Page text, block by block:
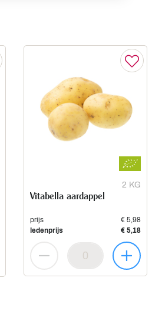
2 KG
Vitabella aardappel
prijs
€ 5,98
ledenprijs
€ 5,18